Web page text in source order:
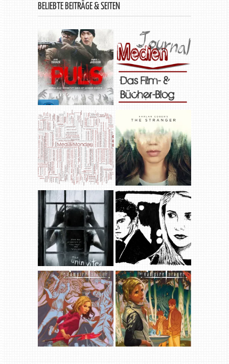
BELIEBTE BEITRÄGE & SEITEN